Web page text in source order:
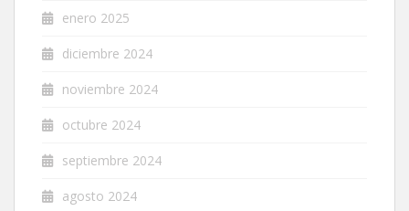
enero 2025
diciembre 2024
noviembre 2024
octubre 2024
septiembre 2024
agosto 2024